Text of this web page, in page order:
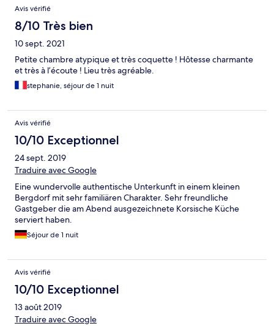
Avis vérifié
8/10 Très bien
10 sept. 2021
Petite chambre atypique et très coquette ! Hôtesse charmante
et très à l’écoute ! Lieu très agréable.
stephanie, séjour de 1 nuit
Avis vérifié
10/10 Exceptionnel
24 sept. 2019
Traduire avec Google
Eine wundervolle authentische Unterkunft in einem kleinen
Bergdorf mit sehr familiären Charakter. Sehr freundliche
Gastgeber die am Abend ausgezeichnete Korsische Küche
serviert haben.
Séjour de 1 nuit
Avis vérifié
10/10 Exceptionnel
13 août 2019
Traduire avec Google